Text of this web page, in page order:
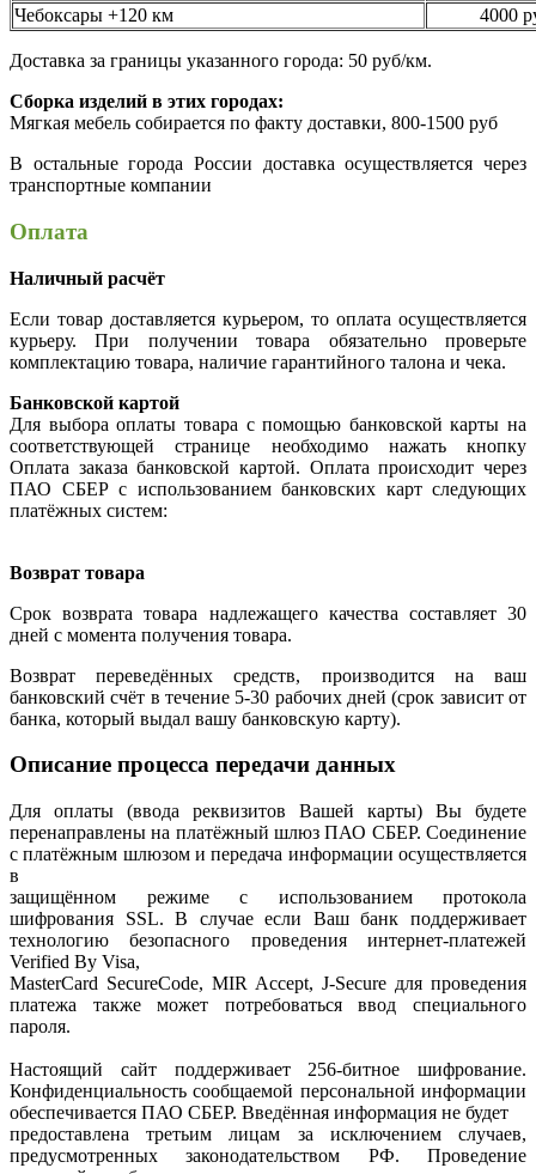
Чебоксары +120 км
4000
Доставка за границы указанного города: 50 руб/км.
Сборка изделий в этих городах:
Мягкая мебель собирается по факту доставки, 800-1500 руб
В остальные города России доставка осуществляется через
транспортные компании
Оплата
Наличный расчёт
Если товар доставляется курьером, то оплата осуществляется
курьеру. При получении товара обязательно проверьте
комплектацию товара, наличие гарантийного талона и чека.
Банковской картой
Для выбора оплаты товара с помощью банковской карты на
соответствующей странице необходимо нажать кнопку
Оплата заказа банковской картой. Оплата происходит через
ПАО СБЕР с использованием банковских карт следующих
платёжных систем:
Возврат товара
Срок возврата товара надлежащего качества составляет 30
дней с момента получения товара.
Возврат переведённых средств, производится на ваш
банковский счёт в течение 5-30 рабочих дней (срок зависит от
банка, который выдал вашу банковскую карту).
Описание процесса передачи данных
Для оплаты (ввода реквизитов Вашей карты) Вы будете
перенаправлены на платёжный шлюз ПАО СБЕР. Соединение
с платёжным шлюзом и передача информации осуществляется
в
защищённом режиме с использованием протокола
шифрования SSL. В случае если Ваш банк поддерживает
технологию безопасного проведения интернет-платежей
Verified By Visa,
MasterCard SecureCode, MIR Accept, J-Secure для проведения
платежа также может потребоваться ввод специального
пароля.
Настоящий сайт поддерживает 256-битное шифрование.
Конфиденциальность сообщаемой персональной информации
обеспечивается ПАО СБЕР. Введённая информация не будет
предоставлена третьим лицам за исключением случаев,
предусмотренных законодательством РФ. Проведение